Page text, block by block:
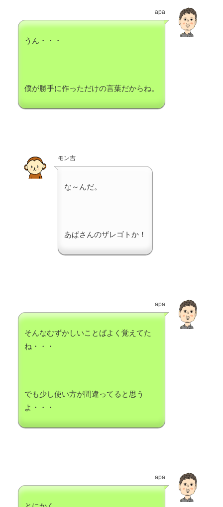
apa
うん・・・
僕が勝手に作っただけの言葉だからね。
モン吉
な～んだ。
あぱさんのザレゴトか！
apa
そんなむずかしいことばよく覚えてた
ね・・・
でも少し使い方が間違ってると思う
よ・・・
apa